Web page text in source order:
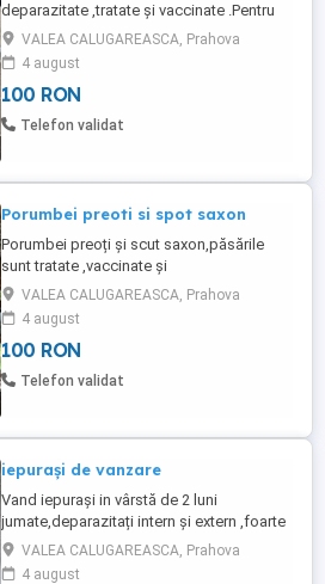
deparazitate ,tratate și vaccinate .Pentru
mai multe informații și poze contactați
mă.
VALEA CALUGAREASCA, Prahova
4 august
100 RON
Telefon validat
Porumbei preoti si spot saxon
Porumbei preoți și scut saxon,păsările
sunt tratate ,vaccinate și
deparazitate.Pentru mai multe detalii și
poze , contactați mă.
VALEA CALUGAREASCA, Prahova
4 august
100 RON
Telefon validat
iepurași de vanzare
Vand iepurași in vârstă de 2 luni
jumate,deparazitați intern și extern ,foarte
sănătoși .Pentru mai multe detalii
,contactați mă.
VALEA CALUGAREASCA, Prahova
4 august